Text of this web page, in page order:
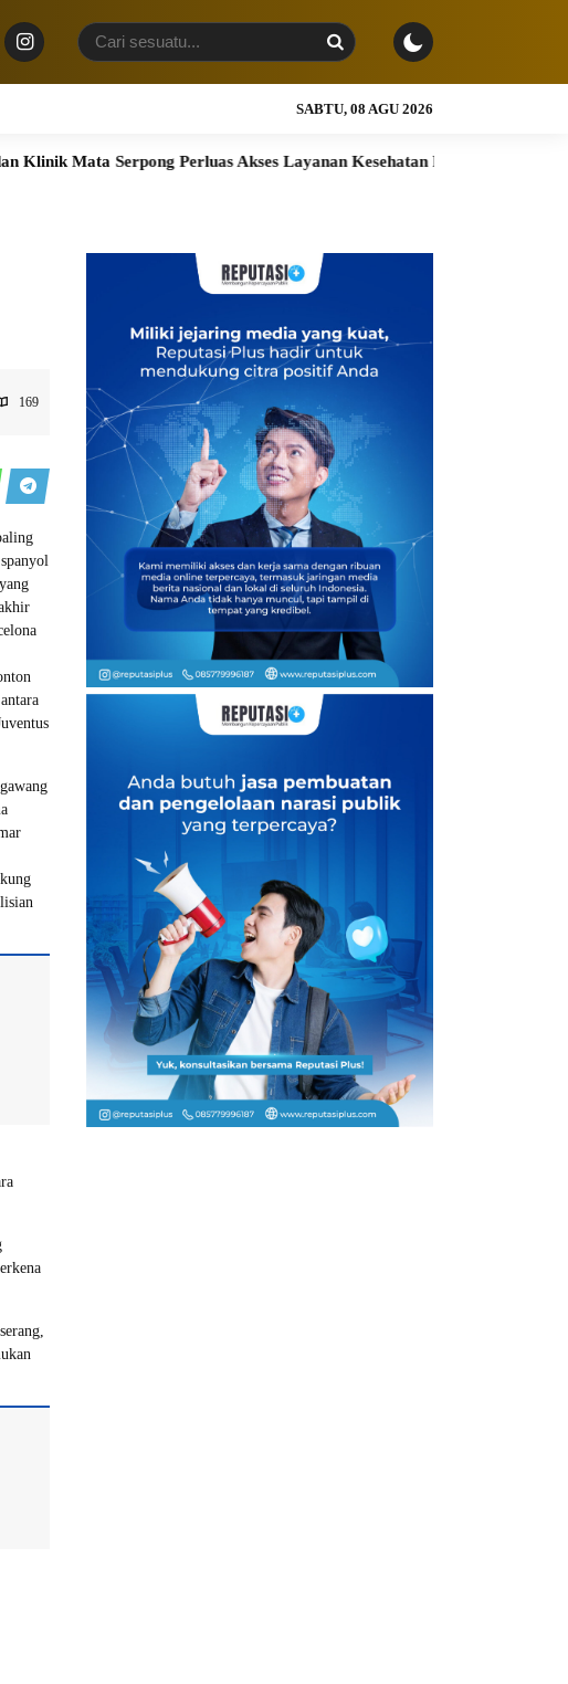
SABTU, 08 AGU 2026
Perluas Akses Layanan Kesehatan Preventif melalui Bakti Sosial
169